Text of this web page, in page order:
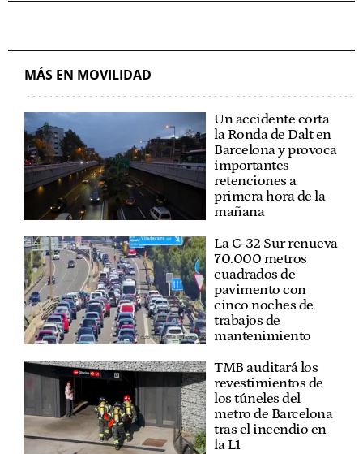
MÁS EN MOVILIDAD
Un accidente corta
la Ronda de Dalt en
Barcelona y provoca
importantes
retenciones a
primera hora de la
mañana
La C-32 Sur renueva
70.000 metros
cuadrados de
pavimento con
cinco noches de
trabajos de
mantenimiento
TMB auditará los
revestimientos de
los túneles del
metro de Barcelona
tras el incendio en
la L1